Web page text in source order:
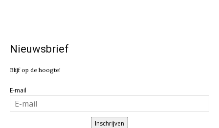
Nieuwsbrief
Blijf op de hoogte!
E-mail
Inschrijven